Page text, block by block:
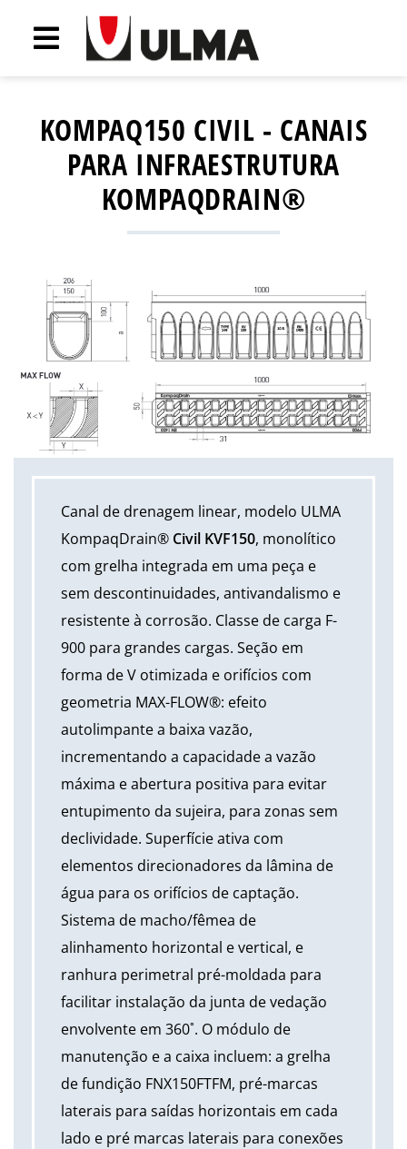
KOMPAQ150 CIVIL - CANAIS
PARA INFRAESTRUTURA
KOMPAQDRAIN®
Canal de drenagem linear, modelo ULMA
KompaqDrain® Civil KVF150, monolítico
com grelha integrada em uma peça e
sem descontinuidades, antivandalismo e
resistente à corrosão. Classe de carga F-
900 para grandes cargas. Seção em
forma de V otimizada e orifícios com
geometria MAX-FLOW®: efeito
autolimpante a baixa vazão,
incrementando a capacidade a vazão
máxima e abertura positiva para evitar
entupimento da sujeira, para zonas sem
declividade. Superfície ativa com
elementos direcionadores da lâmina de
água para os orifícios de captação.
Sistema de macho/fêmea de
alinhamento horizontal e vertical, e
ranhura perimetral pré-moldada para
facilitar instalação da junta de vedação
envolvente em 360˚. O módulo de
manutenção e a caixa incluem: a grelha
de fundição FNX150FTFM, pré-marcas
laterais para saídas horizontais em cada
lado e pré marcas laterais para conexões